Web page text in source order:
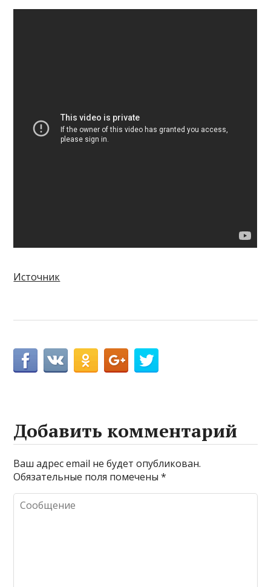
Источник
Добавить комментарий
Ваш адрес email не будет опубликован.
Обязательные поля помечены*